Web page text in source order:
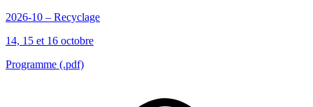
2026-10 – Recyclage
14, 15 et 16 octobre
Programme (.pdf)